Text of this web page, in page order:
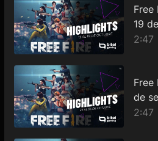
Free
19
2:47
Free
de
2:47